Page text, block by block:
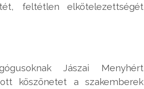
feltétlen elkötelezettségét
Jászai Menyhért
köszönetet a szakemberek